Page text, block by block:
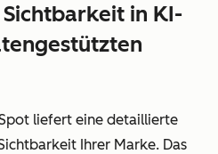
in KI-
liefert eine detaillierte
Ihrer Marke. Das